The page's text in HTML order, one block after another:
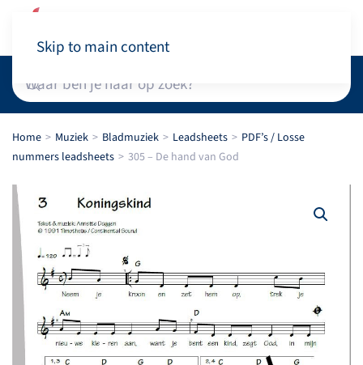
Skip to main content
Home Muziek Bladmuziek Leadsheets
PDF’s / Losse
nummers leadsheets
305 – De hand van God